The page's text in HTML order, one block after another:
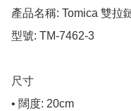
產品名稱: Tomica 雙拉
型號: TM-7462-3
尺寸
• 闊度: 20cm